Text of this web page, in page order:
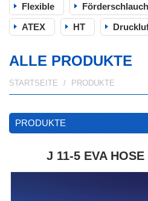
Flexible Förderschlauch
ATEX
HT
ALLE PRODUKTE
STARTSEITE PRODUKTE
PRODUKTE
J 11-5 EVA